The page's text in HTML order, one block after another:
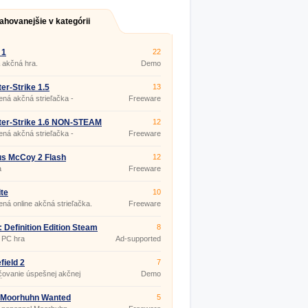
v kategórii
1
hra.
22
Demo
Strike 1.5
akčná strieľačka -
13
Freeware
Strike 1.6 NON-STEAM
akčná strieľačka -
12
Freeware
McCoy 2 Flash
12
Freeware
online akčná strieľačka.
10
Freeware
Definition Edition Steam
hra
8
Ad-supported
2
úspešnej akčnej
7
Demo
Wanted
5